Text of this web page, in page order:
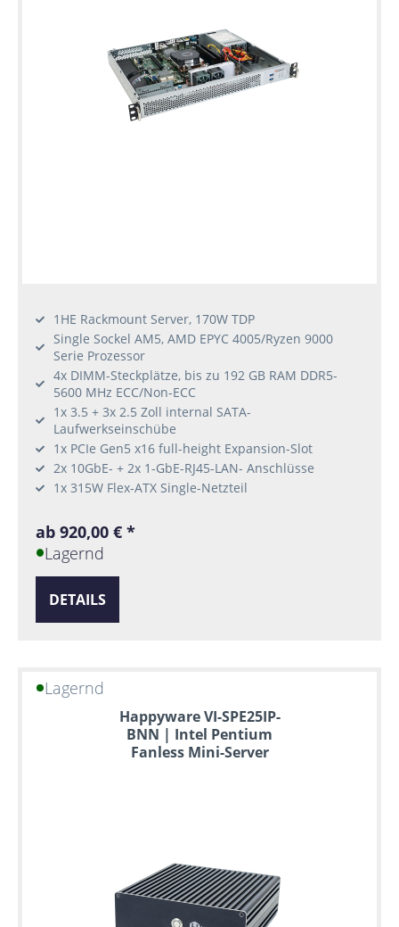
1HE Rackmount Server, 170W TDP
Single Sockel AM5, AMD EPYC 4005/Ryzen 9000
Serie Prozessor
4x DIMM-Steckplätze, bis zu 192 GB RAM DDR5-
5600 MHz ECC/Non-ECC
1x 3.5 + 3x 2.5 Zoll internal SATA-
Laufwerkseinschübe
1x PCIe Gen5 x16 full-height Expansion-Slot
2x 10GbE- + 2x 1-GbE-RJ45-LAN- Anschlüsse
1x 315W Flex-ATX Single-Netzteil
ab 920,00 € *
Lagernd
DETAILS
Lagernd
Happyware VI-SPE25IP-
BNN | Intel Pentium
Fanless Mini-Server